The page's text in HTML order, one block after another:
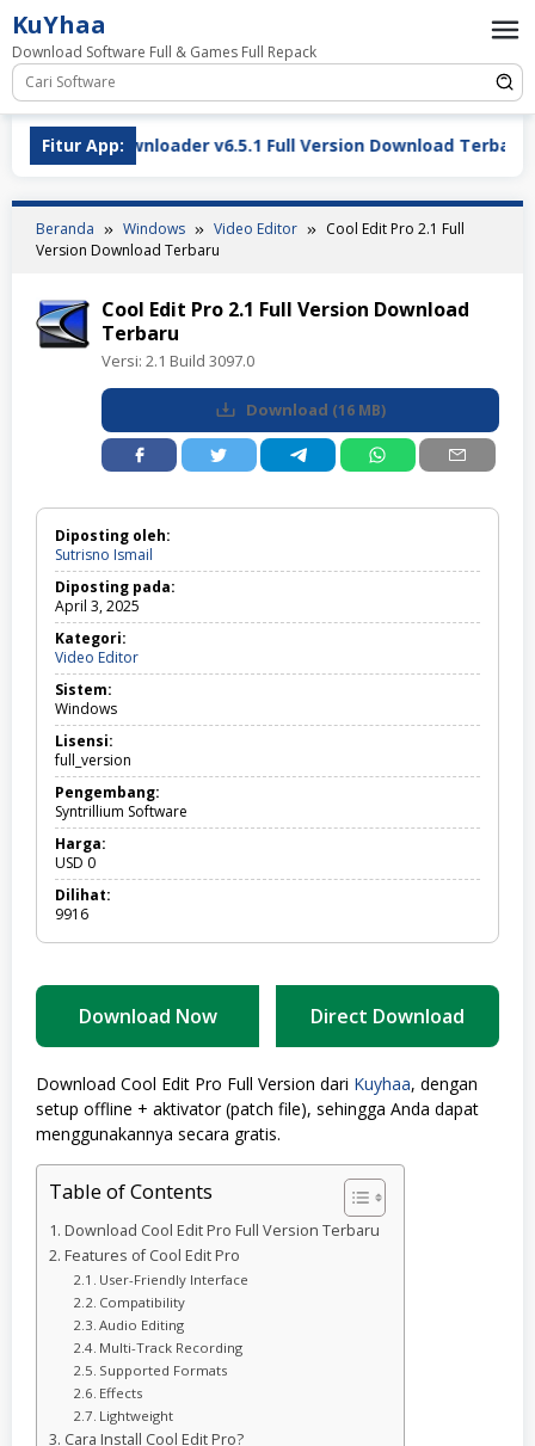
Loncat
ke
konten
KuYhaa
Download Software Full & Games Full Repack
Fitur App:v6.5.1 Full Version Download Terbaru
Beranda Windows Video Editor
Cool Edit Pro 2.1 Full
Version Download Terbaru
Cool Edit Pro 2.1 Full Version Download
Terbaru
Versi: 2.1 Build 3097.0
Download (16 MB)
Diposting oleh:
Sutrisno Ismail
Diposting pada:
April 3, 2025
Kategori:
Video EditorVideo
Editor
Sistem:
Windows
Lisensi:
full_version
Pengembang:
Syntrillium Software
Harga:
USD 0
Dilihat:
9916
Download Now Direct Download
Download Cool Edit Pro Full Version dari Kuyhaa, dengan
setup offline + aktivator (patch file), sehingga Anda dapat
menggunakannya secara gratis.
Table of Contents
Download Cool Edit Pro Full Version Terbaru
Features of Cool Edit Pro
User-Friendly Interface
Compatibility
Audio Editing
Multi-Track Recording
Supported Formats
Effects
Lightweight
Cara Install Cool Edit Pro?